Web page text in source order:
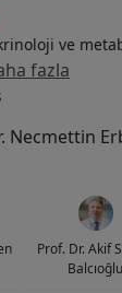
ve
fazla
Prof. Dr. Akif
Balcıoğlu